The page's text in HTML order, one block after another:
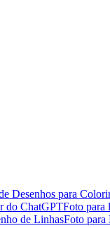
Desenhos para
do ChatGPTFoto para
de LinhasFoto para